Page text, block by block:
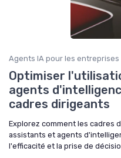
Agents IA pour les entreprises
Optimiser
agents
cadres dirigeants
Explorez comment les cadres
assistants et agents
l'efficacité et la prise de